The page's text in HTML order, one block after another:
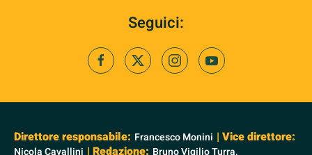
Seguici:
Direttore responsabile: Francesco Monini | Vice direttore:
Nicola Cavallini | Redazione: Bruno Vigilio Turra,